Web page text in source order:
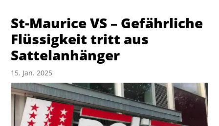
St-Maurice VS – Gefährliche
Flüssigkeit tritt aus
Sattelanhänger
15. Jan. 2025